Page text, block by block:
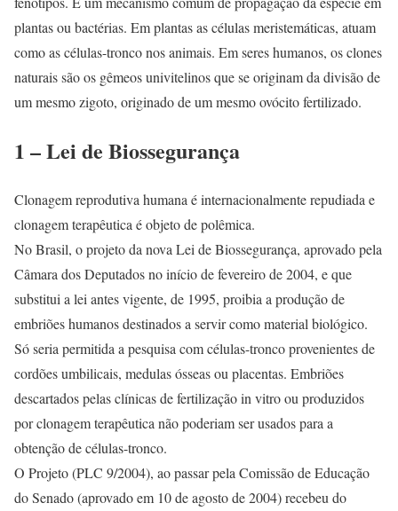
plantas ou bactérias. Em plantas as células meristemáticas, atuam
como as células-tronco nos animais. Em seres humanos, os clones
naturais são os gêmeos univitelinos que se originam da divisão de
um mesmo zigoto, originado de um mesmo ovócito fertilizado.
1 – Lei de Biossegurança
Clonagem reprodutiva humana é internacionalmente repudiada e
clonagem terapêutica é objeto de polêmica.
No Brasil, o projeto da nova Lei de Biossegurança, aprovado pela
Câmara dos Deputados no início de fevereiro de 2004, e que
substitui a lei antes vigente, de 1995, proibia a produção de
embriões humanos destinados a servir como material biológico.
Só seria permitida a pesquisa com células-tronco provenientes de
cordões umbilicais, medulas ósseas ou placentas. Embriões
descartados pelas clínicas de fertilização in vitro ou produzidos
por clonagem terapêutica não poderiam ser usados para a
obtenção de células-tronco.
O Projeto (PLC 9/2004), ao passar pela Comissão de Educação
do Senado (aprovado em 10 de agosto de 2004) recebeu do